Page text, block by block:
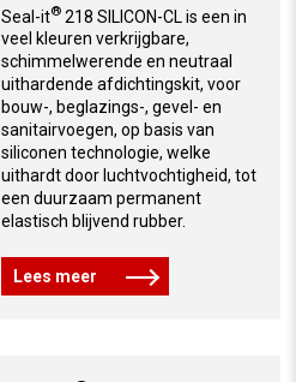
Seal-it®218 SILICON-CL is een in
veel kleuren verkrijgbare,
schimmelwerende en neutraal
uithardende afdichtingskit, voor
bouw-, beglazings-, gevel- en
sanitairvoegen, op basis van
siliconen technologie, welke
uithardt door luchtvochtigheid, tot
een duurzaam permanent
elastisch blijvend rubber.
Lees meer